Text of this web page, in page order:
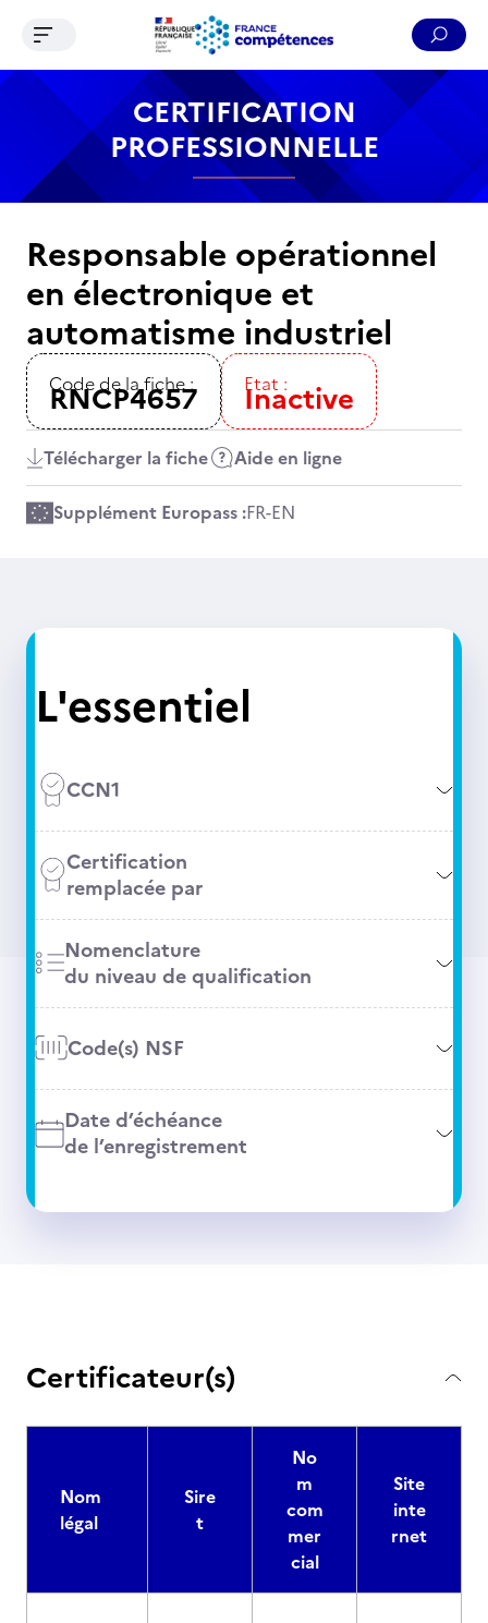
Contenu Recherche Menu Pied de page
Ouvrir le menu de navigation
CERTIFICATION
PROFESSIONNELLE
Responsable opérationnel
en électronique et
automatisme industriel
Code de la fiche :
RNCP4657 Etat :
Inactive
Télécharger la fiche Aide en ligne
Supplément Europass :FR-EN
L'essentiel
CCN1
Certification
remplacée par
Nomenclature
du niveau de qualification
Code(s) NSF
Date d’échéance
de l’enregistrement
Certificateur(s)
Nom
légal
Sire
t
No
m
com
mer
cial
Site
inte
rnet